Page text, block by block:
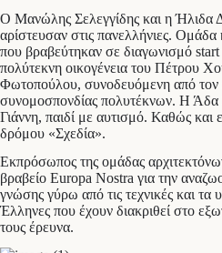
Ο Μανώλης Σελεγγίδης και η Ήλιδα
αρίστευσαν στις πανελλήνιες.
που βραβεύτηκαν σε διαγωνισμό start
πολύτεκνη οικογένεια του Πέτρου
Φωτοπούλου, συνοδευόμενη από τον
συνομοσπονδίας πολυτέκνων. Η Άδα
Γιάννη, παιδί με αυτισμό. Καθώς και
δρόμου «Σχεδία».
Εκπρόσωπος της ομάδας
βραβείο Europa Nostra για την
γνώσης γύρω από τις τεχνικές και
Έλληνες που έχουν διακριθεί στο
τους έρευνα.